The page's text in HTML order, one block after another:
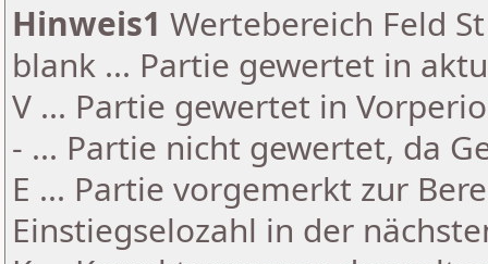
Hinweis1 Wertebereich Feld
blank ... Partie gewertet in
V ... Partie gewertet in
- ... Partie nicht gewertet, da
E ... Partie vorgemerkt zur
Einstiegselozahl in der